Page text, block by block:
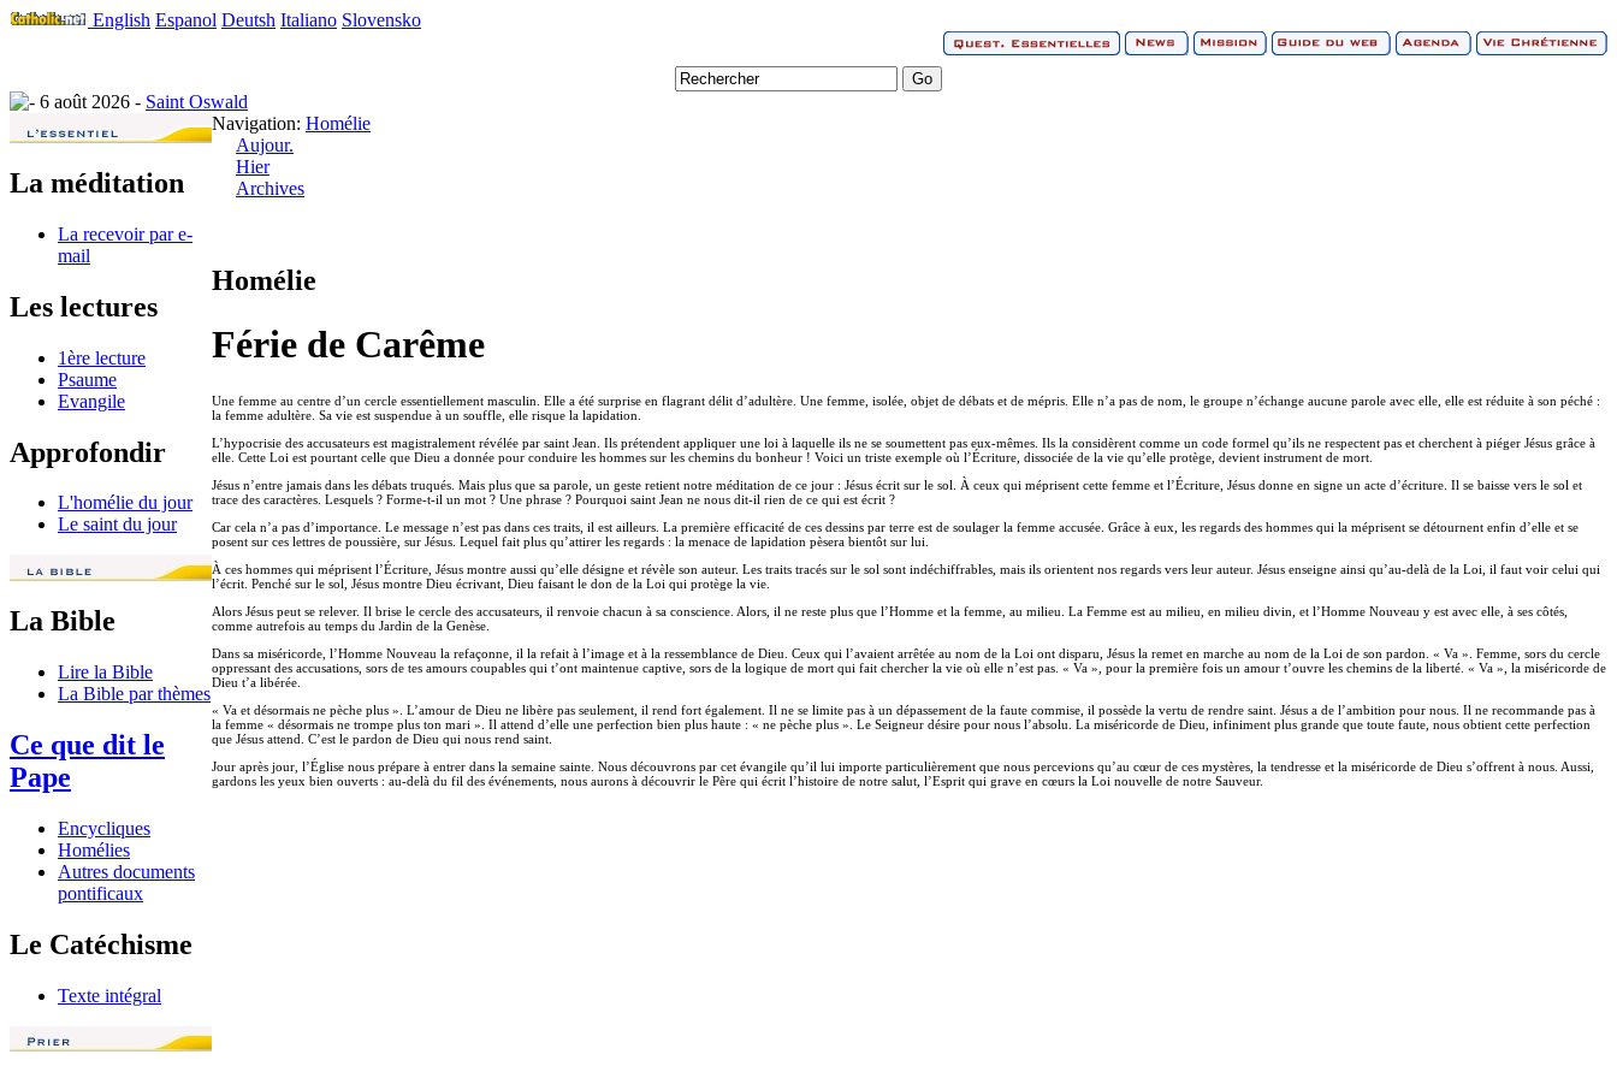
English Espanol Deutsh Italiano Slovensko
6 août 2026 - Saint Oswald
La méditation
La recevoir par e-
mail
Les lectures
1ère lecture
Psaume
Evangile
Approfondir
L'homélie du jour
Le saint du jour
La Bible
Lire la Bible
La Bible par thèmes
Ce que dit le
Pape
Encycliques
Homélies
Autres documents
pontificaux
Le Catéchisme
Texte intégral
Navigation: Homélie
Aujour.
Hier
Archives
Homélie
Férie de Carême
Une femme au centre d’un cercle essentiellement masculin. Elle a été surprise en flagrant délit d’adultère. Une femme, isolée, objet de débats et de mépris. Elle n’a pas de nom, le groupe n’échange aucune parole avec elle, elle est réduite à son péché :
la femme adultère. Sa vie est suspendue à un souffle, elle risque la lapidation.
L’hypocrisie des accusateurs est magistralement révélée par saint Jean. Ils prétendent appliquer une loi à laquelle ils ne se soumettent pas eux-mêmes. Ils la considèrent comme un code formel qu’ils ne respectent pas et cherchent à piéger Jésus grâce à
elle. Cette Loi est pourtant celle que Dieu a donnée pour conduire les hommes sur les chemins du bonheur ! Voici un triste exemple où l’Écriture, dissociée de la vie qu’elle protège, devient instrument de mort.
Jésus n’entre jamais dans les débats truqués. Mais plus que sa parole, un geste retient notre méditation de ce jour : Jésus écrit sur le sol. À ceux qui méprisent cette femme et l’Écriture, Jésus donne en signe un acte d’écriture. Il se baisse vers le sol et
trace des caractères. Lesquels ? Forme-t-il un mot ? Une phrase ? Pourquoi saint Jean ne nous dit-il rien de ce qui est écrit ?
Car cela n’a pas d’importance. Le message n’est pas dans ces traits, il est ailleurs. La première efficacité de ces dessins par terre est de soulager la femme accusée. Grâce à eux, les regards des hommes qui la méprisent se détournent enfin d’elle et se
posent sur ces lettres de poussière, sur Jésus. Lequel fait plus qu’attirer les regards : la menace de lapidation pèsera bientôt sur lui.
À ces hommes qui méprisent l’Écriture, Jésus montre aussi qu’elle désigne et révèle son auteur. Les traits tracés sur le sol sont indéchiffrables, mais ils orientent nos regards vers leur auteur. Jésus enseigne ainsi qu’au-delà de la Loi, il faut voir celui qui
l’écrit. Penché sur le sol, Jésus montre Dieu écrivant, Dieu faisant le don de la Loi qui protège la vie.
Alors Jésus peut se relever. Il brise le cercle des accusateurs, il renvoie chacun à sa conscience. Alors, il ne reste plus que l’Homme et la femme, au milieu. La Femme est au milieu, en milieu divin, et l’Homme Nouveau y est avec elle, à ses côtés,
comme autrefois au temps du Jardin de la Genèse.
Dans sa miséricorde, l’Homme Nouveau la refaçonne, il la refait à l’image et à la ressemblance de Dieu. Ceux qui l’avaient arrêtée au nom de la Loi ont disparu, Jésus la remet en marche au nom de la Loi de son pardon. « Va ». Femme, sors du cercle
oppressant des accusations, sors de tes amours coupables qui t’ont maintenue captive, sors de la logique de mort qui fait chercher la vie où elle n’est pas. « Va », pour la première fois un amour t’ouvre les chemins de la liberté. « Va », la miséricorde de
Dieu t’a libérée.
« Va et désormais ne pèche plus ». L’amour de Dieu ne libère pas seulement, il rend fort également. Il ne se limite pas à un dépassement de la faute commise, il possède la vertu de rendre saint. Jésus a de l’ambition pour nous. Il ne recommande pas à
la femme « désormais ne trompe plus ton mari ». Il attend d’elle une perfection bien plus haute : « ne pèche plus ». Le Seigneur désire pour nous l’absolu. La miséricorde de Dieu, infiniment plus grande que toute faute, nous obtient cette perfection
que Jésus attend. C’est le pardon de Dieu qui nous rend saint.
Jour après jour, l’Église nous prépare à entrer dans la semaine sainte. Nous découvrons par cet évangile qu’il lui importe particulièrement que nous percevions qu’au cœur de ces mystères, la tendresse et la miséricorde de Dieu s’offrent à nous. Aussi,
gardons les yeux bien ouverts : au-delà du fil des événements, nous aurons à découvrir le Père qui écrit l’histoire de notre salut, l’Esprit qui grave en cœurs la Loi nouvelle de notre Sauveur.